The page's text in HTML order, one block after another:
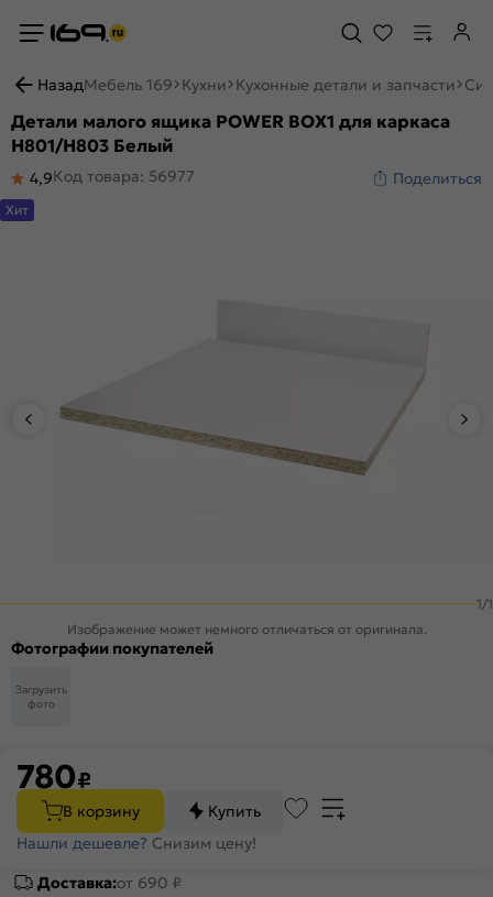
НазадМебель 169 Кухни Кухонные детали и запчасти
Детали малого ящика POWER BOX1 для каркаса
Н801/Н803 Белый
4,9Код товара: 56977 Поделиться
1/1
Хит
Изображение может немного отличаться от оригинала.
Фотографии покупателей
Загрузить
фото
780₽
В корзину
Купить
Нашли дешевле? Снизим цену!
Доставка:от 690 ₽